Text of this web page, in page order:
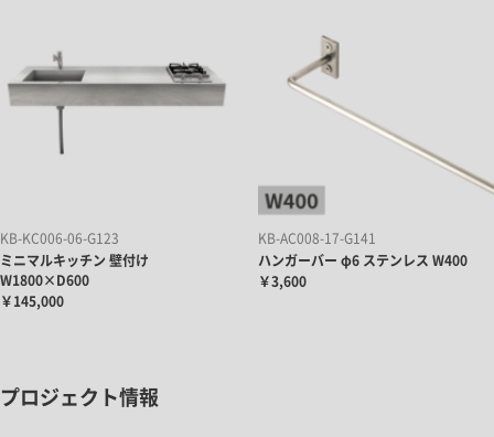
KB-KC006-06-G123
ミニマルキッチン 壁付け
W1800×D600
￥145,000
KB-AC008-17-G141
ハンガーバー φ6 ステンレス W400
￥3,600
プロジェクト情報